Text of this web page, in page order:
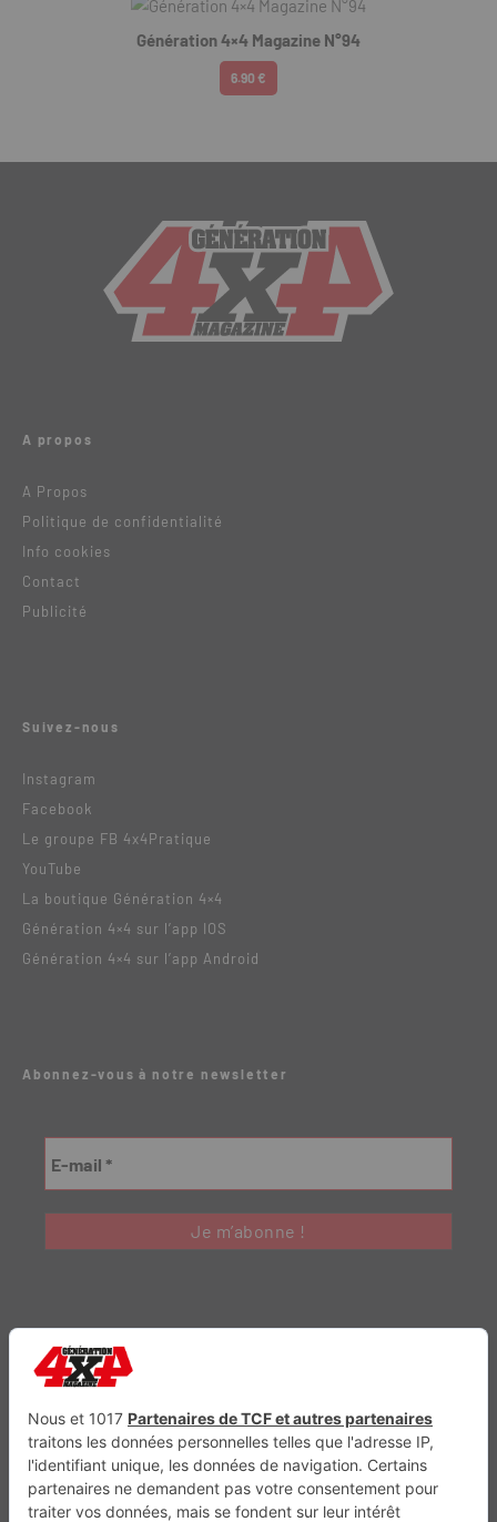
Génération 4×4 Magazine N°94
6.90 €
A propos
A Propos
Politique de confidentialité
Info cookies
Contact
Publicité
Suivez-nous
Instagram
Facebook
Le groupe FB 4x4Pratique
YouTube
La boutique Génération 4×4
Génération 4×4 sur l’app IOS
Génération 4×4 sur l’app Android
Abonnez-vous à notre newsletter
MX2K Enduro Mag Trail Adventure Trial Mag Sport-Bikes
Boutique CPPRESSE Maisons A Vivre